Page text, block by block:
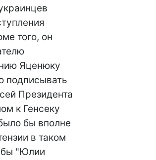
того, он
Яценюку
подписывать
Президента
к Генсеку
бы вполне
в таком
бы "Юлии